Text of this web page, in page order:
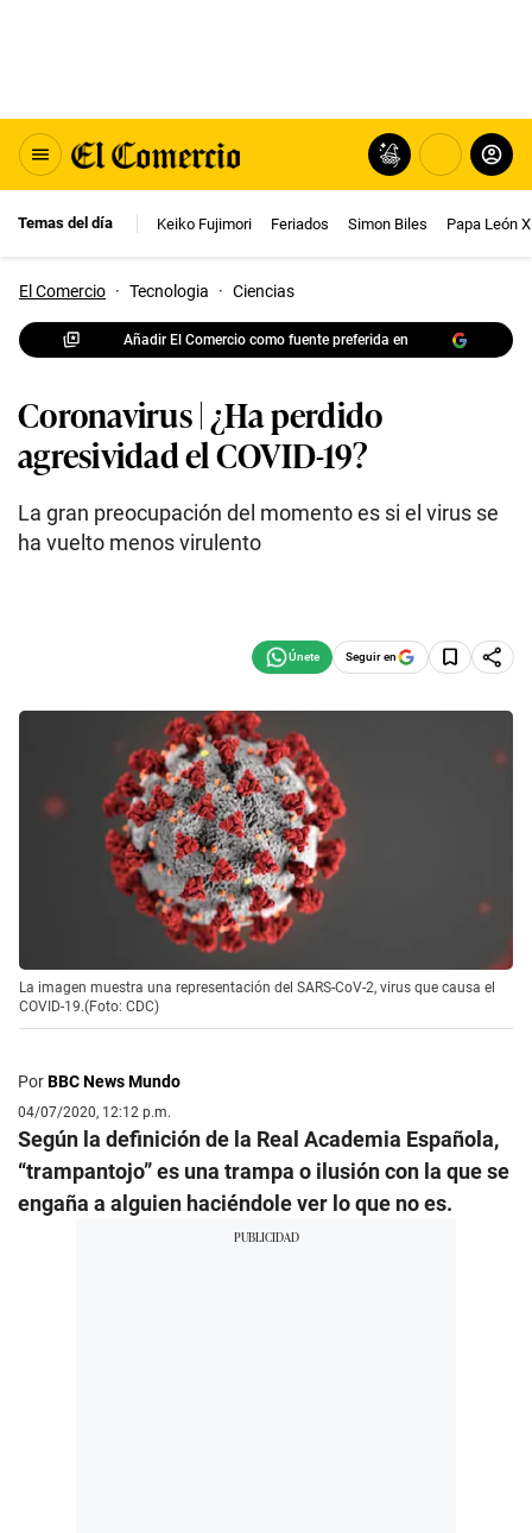
Temas del día Keiko Fujimori Feriados Simon Biles Papa León
El Comercio · Tecnologia · Ciencias
Añadir El Comercio como fuente preferida en
Coronavirus | ¿Ha perdido
agresividad el COVID-19?
La gran preocupación del momento es si el virus se
ha vuelto menos virulento
Seguir en
La imagen muestra una representación del SARS-CoV-2, virus que causa el
COVID-19.(Foto: CDC)
PorBBC News Mundo
04/07/2020, 12:12 p.m.
Según la definición de la Real Academia Española,
“trampantojo” es una trampa o ilusión con la que se
engaña a alguien haciéndole ver lo que no es.